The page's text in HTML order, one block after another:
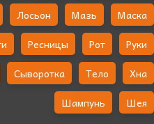
Лосьон Мазь
Маска
Ресницы Рот
Руки
Сыворотка Тело
Хна
Шампунь
Шея